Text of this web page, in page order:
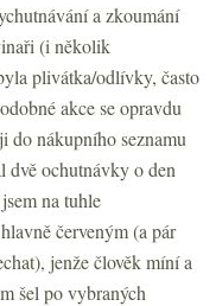
a zkoumání
(i několik
plivátka/odlívky, často
akce se opravdu
nákupního seznamu
dvě ochutnávky o den
na tuhle
červeným (a pár
jenže člověk míní a
šel po vybraných